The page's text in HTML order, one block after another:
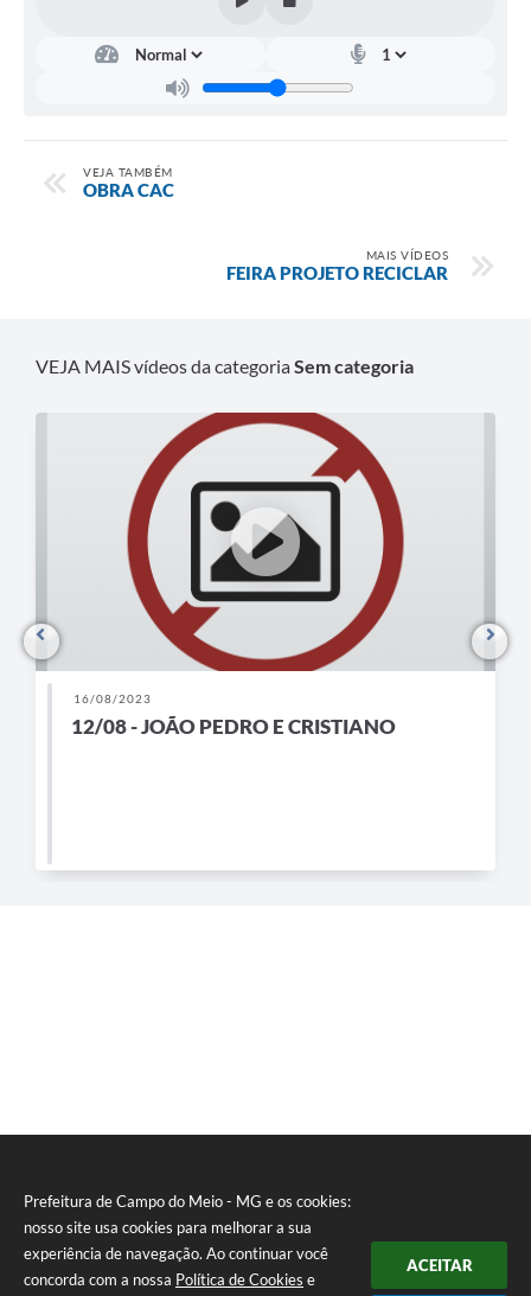
Prefeitura de Campo do Meio - MG e os cookies:
nosso site usa cookies para melhorar a sua
experiência de navegação. Ao continuar você
concorda com a nossa Política de Cookies e
ACEITAR
VEJA TAMBÉM
OBRA CAC
MAIS VÍDEOS
FEIRA PROJETO RECICLAR
VEJA MAIS vídeos da categoriaSem categoria
16/08/2023
12/08 - JOÃO PEDRO E CRISTIANO